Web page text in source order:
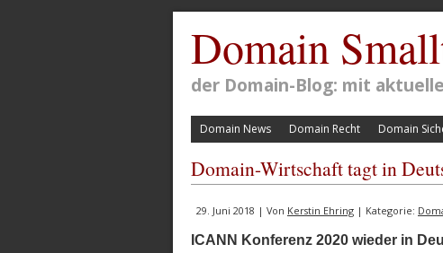
Domain
der Domain-Blog: mit
Domain News Domain Recht Domain
Domain-Wirtschaft tagt in
29. Juni 2018 | Von Kerstin Ehring | Kategorie:
ICANN Konferenz 2020 wieder in